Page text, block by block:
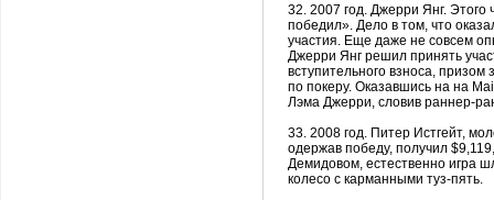
32. 2007 год. Джерри Янг. Этого
победил». Дело в том, что
участия. Еще даже не совсем
Джерри Янг решил принять
вступительного взноса,
по покеру. Оказавшись на на
Лэма Джерри, словив раннер-
33. 2008 год. Питер Истгейт,
одержав победу, получил
Демидовом, естественно игра
колесо с карманными туз-пять.